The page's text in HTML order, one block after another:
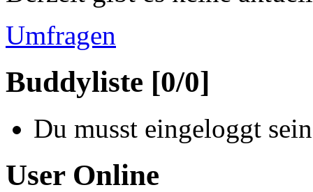
Umfragen
Buddyliste [0/0]
Du musst eingeloggt
User Online